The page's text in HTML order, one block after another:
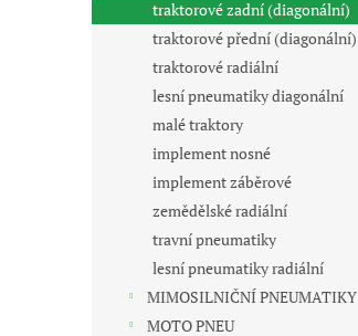
n
traktorové zadní (diagonální)
traktorové přední (diagonální)
traktorové radiální
lesní pneumatiky diagonální
malé traktory
implement nosné
implement záběrové
zemědělské radiální
travní pneumatiky
lesní pneumatiky radiální
MIMOSILNIČNÍ PNEUMATIKY
MOTO PNEU